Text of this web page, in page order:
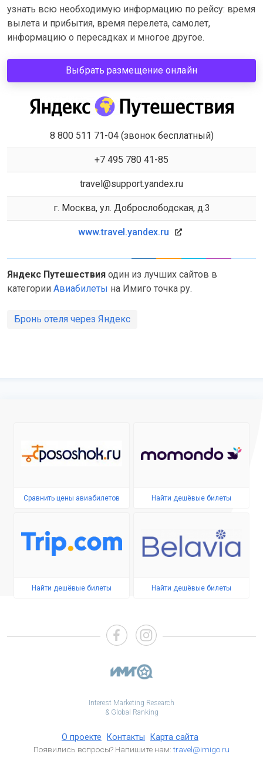
узнать всю необходимую информацию по рейсу: время
вылета и прибытия, время перелета, самолет,
информацию о пересадках и многое другое.
Выбрать размещение онлайн
8 800 511 71-04 (звонок бесплатный)
+7 495 780 41-85
travel@support.yandex.ru
г. Москва, ул. Доброслободская, д.3
www.travel.yandex.ru
Яндекс Путешествия один из лучших сайтов в
категории Авиабилеты на Имиго точка ру.
Бронь отеля через Яндекс
Сравнить цены авиабилетов Найти дешёвые билеты
Найти дешёвые билеты Найти дешёвые билеты
Interest Marketing Research
& Global Ranking
О проекте Контакты Карта сайта
Появились вопросы? Напишите нам:travel@imigo.ru